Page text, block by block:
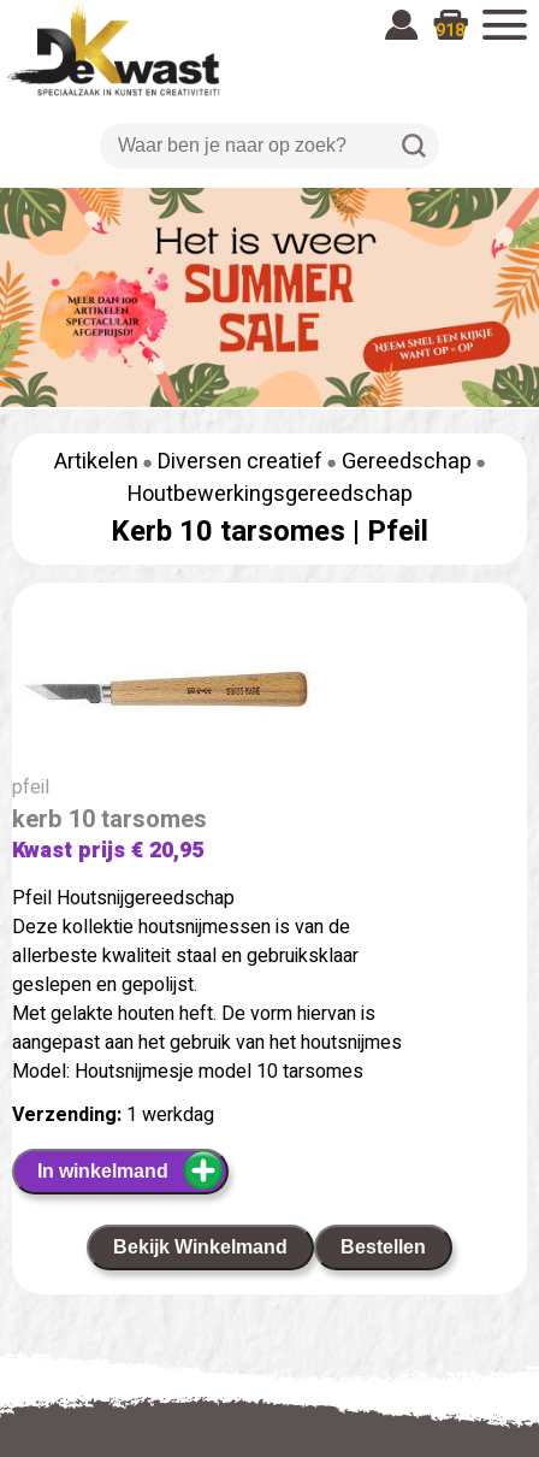
918
Artikelen Diversen creatief
Gereedschap
Houtbewerkingsgereedschap
Kerb 10 tarsomes | Pfeil
pfeil
kerb 10 tarsomes
Kwast prijs € 20,95
Pfeil Houtsnijgereedschap
Deze kollektie houtsnijmessen is van de
allerbeste kwaliteit staal en gebruiksklaar
geslepen en gepolijst.
Met gelakte houten heft. De vorm hiervan is
aangepast aan het gebruik van het houtsnijmes
Model: Houtsnijmesje model 10 tarsomes
Verzending: 1 werkdag
In winkelmand
Bekijk Winkelmand Bestellen